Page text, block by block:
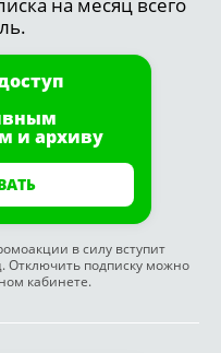
и архиву
в силу вступит
Отключить подписку можно
кабинете.